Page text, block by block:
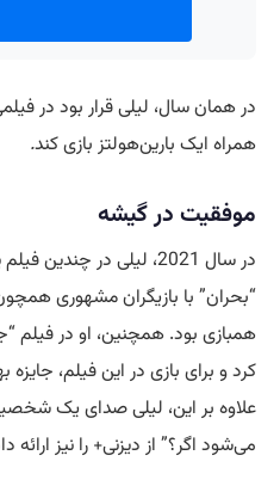
در همان سال، لیلی قرار بود در
همراه ایک بارین‌هولتز بازی کند.
موفقیت در گیشه
در سال 2021، لیلی در
“بحران” با بازیگران مشهوری
همبازی بود. همچنین، او در فیلم
کرد و برای بازی در این فیلم، جایزه
علاوه بر این، لیلی صدای یک
می‌شود اگر؟” از دیزنی+ را نیز ارائه